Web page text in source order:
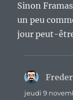
Sinon
un peu
jour peut-
jeudi 9